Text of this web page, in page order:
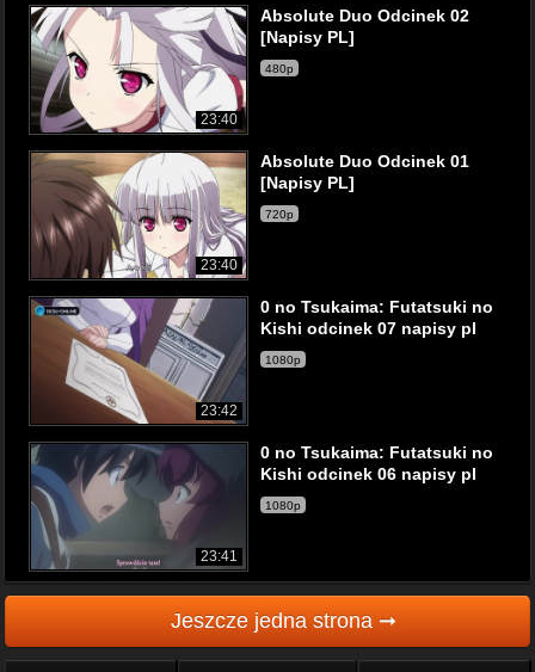
23:40
Absolute Duo Odcinek 02
[Napisy PL]
480p
23:40
Absolute Duo Odcinek 01
[Napisy PL]
720p
23:42
0 no Tsukaima: Futatsuki no
Kishi odcinek 07 napisy pl
1080p
23:41
0 no Tsukaima: Futatsuki no
Kishi odcinek 06 napisy pl
1080p
Jeszcze jedna strona ➞